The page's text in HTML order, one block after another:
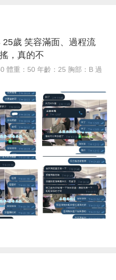
歲 笑容滿面、過程流
，真的不
體重：50 年齡：25 胸部：B 過